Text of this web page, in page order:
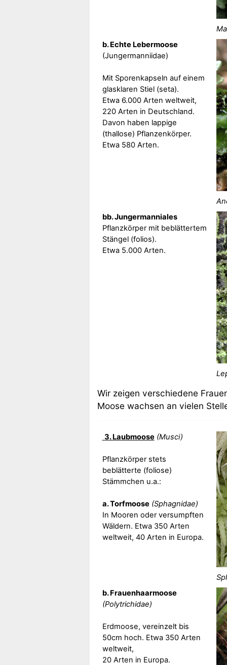
b. Echte Lebermoose
(Jungermanniidae)
Mit Sporenkapseln auf einem
glasklaren Stiel (seta).
Etwa 6.000 Arten weltweit,
220 Arten in Deutschland.
Davon haben lappige
(thallose) Pflanzenkörper.
Etwa 580 Arten.
bb. Jungermanniales
Pflanzkörper mit beblättertem
Stängel (folios).
Etwa 5.000 Arten.
Wir zeigen verschiedene
Moose wachsen an vielen
3. Laubmoose (Musci)
Pflanzkörper stets
beblätterte (foliose)
Stämmchen u.a.:
a. Torfmoose (Sphagnidae)
In Mooren oder versumpften
Wäldern. Etwa 350 Arten
weltweit, 40 Arten in Europa.
b. Frauenhaarmoose
(Polytrichidae)
Erdmoose, vereinzelt bis
50cm hoch. Etwa 350 Arten
weltweit,
20 Arten in Europa.